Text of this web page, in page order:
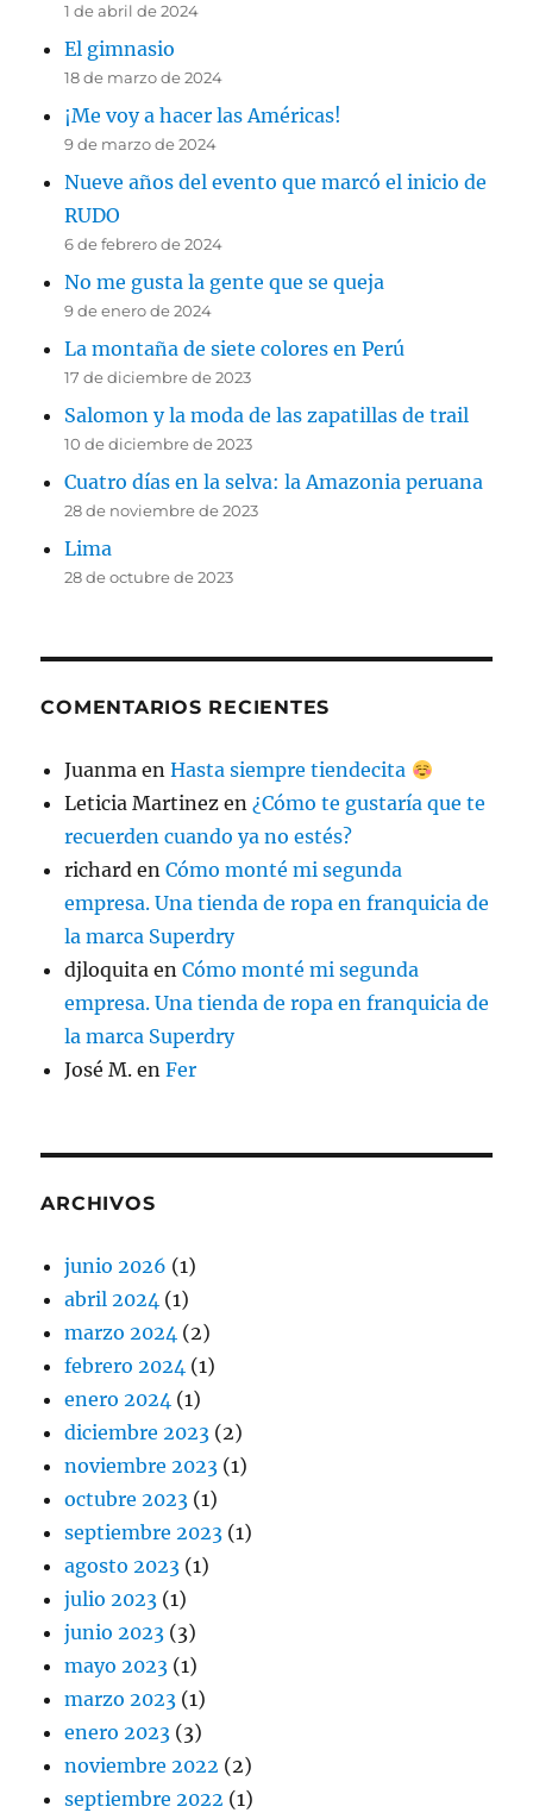
1 de abril de 2024
El gimnasio
18 de marzo de 2024
¡Me voy a hacer las Américas!
9 de marzo de 2024
Nueve años del evento que marcó el inicio de
RUDO
6 de febrero de 2024
No me gusta la gente que se queja
9 de enero de 2024
La montaña de siete colores en Perú
17 de diciembre de 2023
Salomon y la moda de las zapatillas de trail
10 de diciembre de 2023
Cuatro días en la selva: la Amazonia peruana
28 de noviembre de 2023
Lima
28 de octubre de 2023
COMENTARIOS RECIENTES
Juanma enHasta siempre tiendecita
Leticia Martinez en¿Cómo te gustaría que te
recuerden cuando ya no estés?
richard enCómo monté mi segunda
empresa. Una tienda de ropa en franquicia de
la marca Superdry
djloquita enCómo monté mi segunda
empresa. Una tienda de ropa en franquicia de
la marca Superdry
José M. enFer
ARCHIVOS
junio 2026 (1)
abril 2024 (1)
marzo 2024 (2)
febrero 2024 (1)
enero 2024 (1)
diciembre 2023 (2)
noviembre 2023 (1)
octubre 2023 (1)
septiembre 2023 (1)
agosto 2023 (1)
julio 2023 (1)
junio 2023 (3)
mayo 2023 (1)
marzo 2023 (1)
enero 2023 (3)
noviembre 2022 (2)
septiembre 2022 (1)